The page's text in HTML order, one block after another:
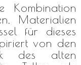
Kombination
Materialien
für dieses
von den
des alten